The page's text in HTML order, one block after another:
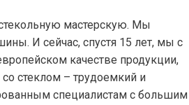
мастерскую. Мы
И сейчас, спустя 15 лет, мы с
качестве продукции,
стеклом – трудоемкий и
специалистам с большим